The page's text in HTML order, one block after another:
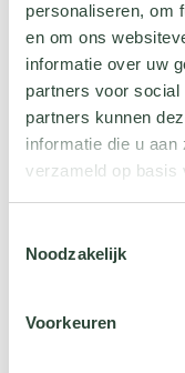
personaliseren, om
en om ons
informatie over uw
partners voor
partners kunnen
informatie die u
verzameld op basis
jehier.
Noodzakelijk
Voorkeuren